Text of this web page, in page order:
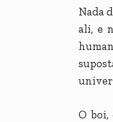
Nada
ali, e
O boi,